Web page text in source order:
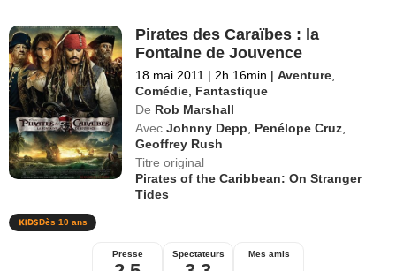
Pirates des Caraïbes : la
Fontaine de Jouvence
18 mai 2011 | 2h 16min | Aventure
Comédie Fantastique
De Rob Marshall
Avec Johnny Depp Penélope Cruz
Geoffrey Rush
Titre original
Pirates of the Caribbean: On Stranger
Tides
Dès 10 ans
Presse Spectateurs Mes amis